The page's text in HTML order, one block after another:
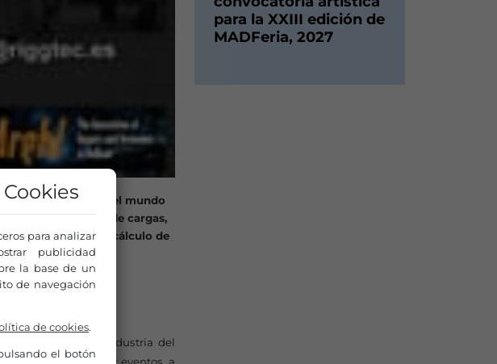
experiencia en el mundo
la elevación de cargas,
y la seguridad o el cálculo de
Rigging en la industria del
escénicos y eventos, a
para la XXIII edición de
MADFeria, 2027
para analizar
publicidad
la base de un
de navegación
de cookies.
el botón